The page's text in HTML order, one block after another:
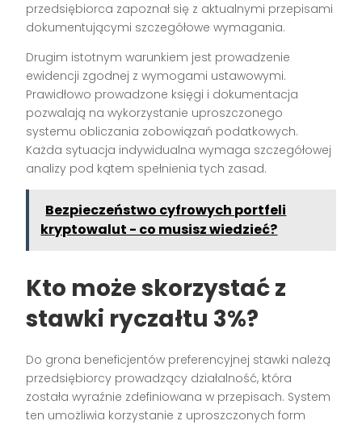
przedsiębiorca zapoznał się z aktualnymi przepisami
dokumentującymi szczegółowe wymagania.
Drugim istotnym warunkiem jest prowadzenie
ewidencji zgodnej z wymogami ustawowymi.
Prawidłowo prowadzone księgi i dokumentacja
pozwalają na wykorzystanie uproszczonego
systemu obliczania zobowiązań podatkowych.
Każda sytuacja indywidualna wymaga szczegółowej
analizy pod kątem spełnienia tych zasad.
Bezpieczeństwo cyfrowych portfeli
kryptowalut - co musisz wiedzieć?
Kto może skorzystać z
stawki ryczałtu 3%?
Do grona beneficjentów preferencyjnej stawki należą
przedsiębiorcy prowadzący działalność, która
została wyraźnie zdefiniowana w przepisach. System
ten umożliwia korzystanie z uproszczonych form